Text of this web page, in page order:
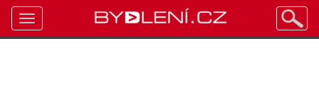
Toggle
navigation